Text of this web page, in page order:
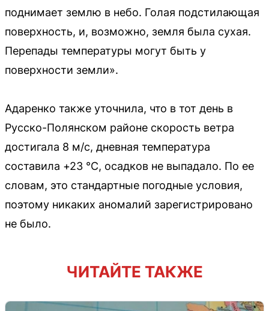
поднимает землю в небо. Голая подстилающая
поверхность, и, возможно, земля была сухая.
Перепады температуры могут быть у
поверхности земли».
Адаренко также уточнила, что в тот день в
Русско-Полянском районе скорость ветра
достигала 8 м/с, дневная температура
составила +23 °C, осадков не выпадало. По ее
словам, это стандартные погодные условия,
поэтому никаких аномалий зарегистрировано
не было.
ЧИТАЙТЕ ТАКЖЕ